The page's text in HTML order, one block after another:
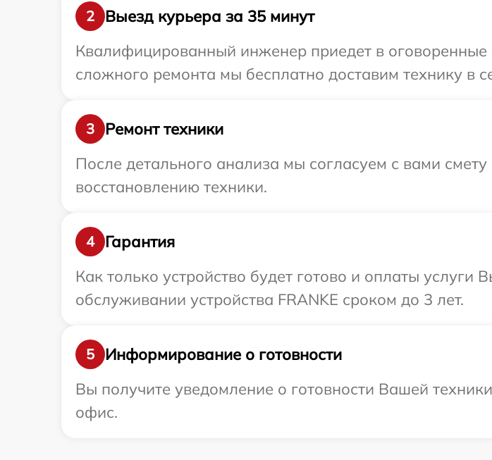
2
Выезд курьера за 35 минут
Квалифицированный инженер приедет в оговоренные
сложного ремонта мы бесплатно доставим технику в
3
Ремонт техники
После детального анализа мы согласуем с вами
восстановлению техники.
4
Гарантия
Как только устройство будет готово и оплаты услуги
обслуживании устройства FRANKE сроком до 3 лет.
5
Информирование о готовности
Вы получите уведомление о готовности Вашей
офис.